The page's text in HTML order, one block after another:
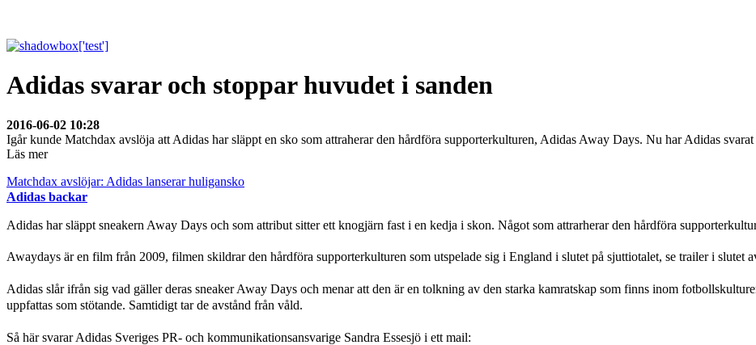
Adidas svarar och stoppar huvudet i sanden
2016-06-02 10:28
Igår kunde Matchdax avslöja att Adidas har släppt en sko som attraherar den hårdföra supporterkulturen, Adidas Away Days. Nu har Adidas
Läs mer
Matchdax avslöjar: Adidas lanserar huligansko
Adidas backar
Adidas har släppt sneakern Away Days och som attribut sitter ett knogjärn fast i en kedja i skon. Något som attrarherar den hårdföra
Awaydays är en film från 2009, filmen skildrar den hårdföra supporterkulturen som utspelade sig i England i slutet på sjuttiotalet, se trailer i slutet
Adidas slår ifrån sig vad gäller deras sneaker Away Days och menar att den är en tolkning av den starka kamratskap som finns inom
uppfattas som stötande. Samtidigt tar de avstånd från våld.
Så här svarar Adidas Sveriges PR- och kommunikationsansvarige Sandra Essesjö i ett mail: